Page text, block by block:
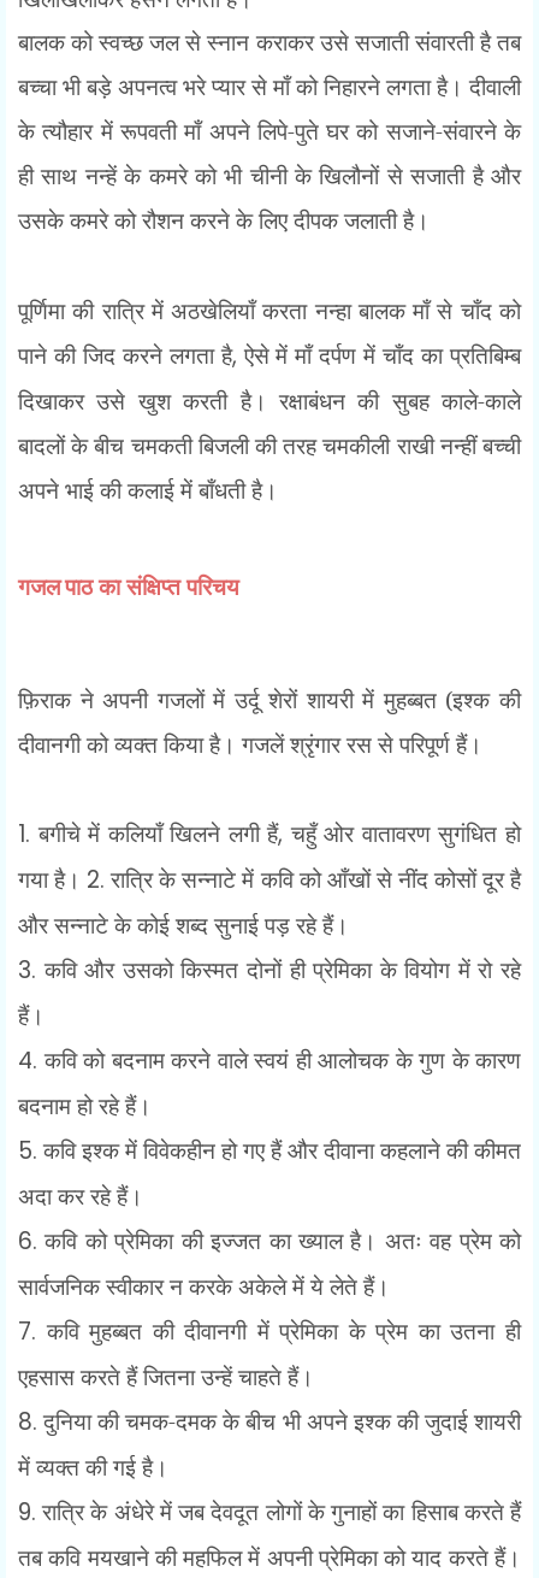
बालक को स्वच्छ जल से स्नान कराकर उसे सजाती संवारती है तब
बच्चा भी बड़े अपनत्व भरे प्यार से माँ को निहारने लगता है। दीवाली
के त्यौहार में रूपवती माँ अपने लिपे-पुते घर को सजाने-संवारने के
ही साथ नन्हें के कमरे को भी चीनी के खिलौनों से सजाती है और
उसके कमरे को रौशन करने के लिए दीपक जलाती है।
पूर्णिमा की रात्रि में अठखेलियाँ करता नन्हा बालक माँ से चाँद को
पाने की जिद करने लगता है,ऐसे में माँ दर्पण में चाँद का प्रतिबिम्ब
दिखाकर उसे खुश करती है। रक्षाबंधन की सुबह काले-काले
बादलों के बीच चमकती बिजली की तरह चमकीली राखी नन्हीं बच्ची
अपने भाई की कलाई में बाँधती है।
गजलपाठ का संक्षिप्त परिचय
फ़िराक ने अपनी गजलों में उर्दू शेरों शायरी में मुहब्बत (इश्क की
दीवानगी को व्यक्त किया है। गजलेंश्रृंगार रस से परिपूर्ण हैं।
1.बगीचे में कलियाँ खिलने लगी हैं,चहुँ ओर वातावरण सुगंधित हो
गया है। 2.रात्रि के सन्नाटे में कवि को आँखों से नींद कोसों दूर है
और सन्नाटे के कोई शब्द सुनाई पड़ रहे हैं।
3.कवि और उसको किस्मत दोनों ही प्रेमिका के वियोग में रो रहे
हैं।
4.कवि को बदनाम करने वाले स्वयं ही आलोचक के गुण के कारण
बदनाम हो रहे हैं।
5.कवि इश्क में विवेकहीन हो गए हैं और दीवाना कहलाने की कीमत
अदा कर रहे हैं।
6.कवि को प्रेमिका की इज्जत का ख्याल है। अतः वह प्रेम को
सार्वजनिक स्वीकार न करके अकेले मेंये लेते हैं।
7.कवि मुहब्बत की दीवानगी में प्रेमिका के प्रेम का उतना ही
एहसास करते हैं जितना उन्हें चाहते हैं।
8.दुनिया की चमक-दमक के बीच भी अपने इश्क की जुदाई शायरी
में व्यक्त की गई है।
9.रात्रि के अंधेरे में जब देवदूत लोगों के गुनाहों का हिसाब करते हैं
तब कवि मयखाने की महफिल में अपनी प्रेमिका को याद करते हैं।